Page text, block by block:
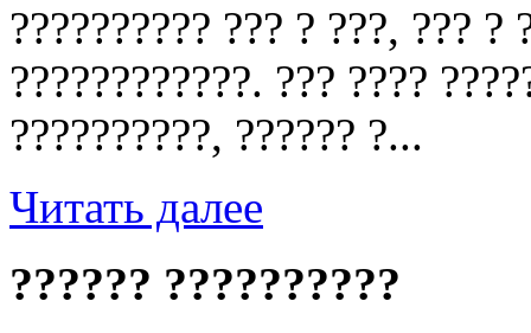
?????????? ??? ? ???, ??? ?
????????????. ??? ????
??????????, ?????? ?...
Читать далее
?????? ??????????